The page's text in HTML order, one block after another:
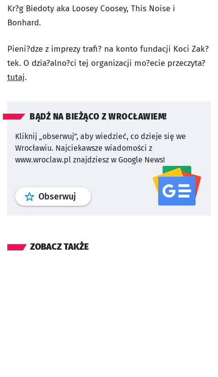
Kr?g Biedoty aka Loosey Coosey, This Noise i
Bonhard.
Pieni?dze z imprezy trafi? na konto fundacji Koci Zak?
tek. O dzia?alno?ci tej organizacji mo?ecie przeczyta?
tutaj.
BĄDŹ NA BIEŻĄCO Z WROCŁAWIEM!
Kliknij „obserwuj”, aby wiedzieć, co dzieje się we
Wrocławiu. Najciekawsze wiadomości z
www.wroclaw.pl znajdziesz w Google News!
Obserwuj profil serwisu
ZOBACZ TAKŻE